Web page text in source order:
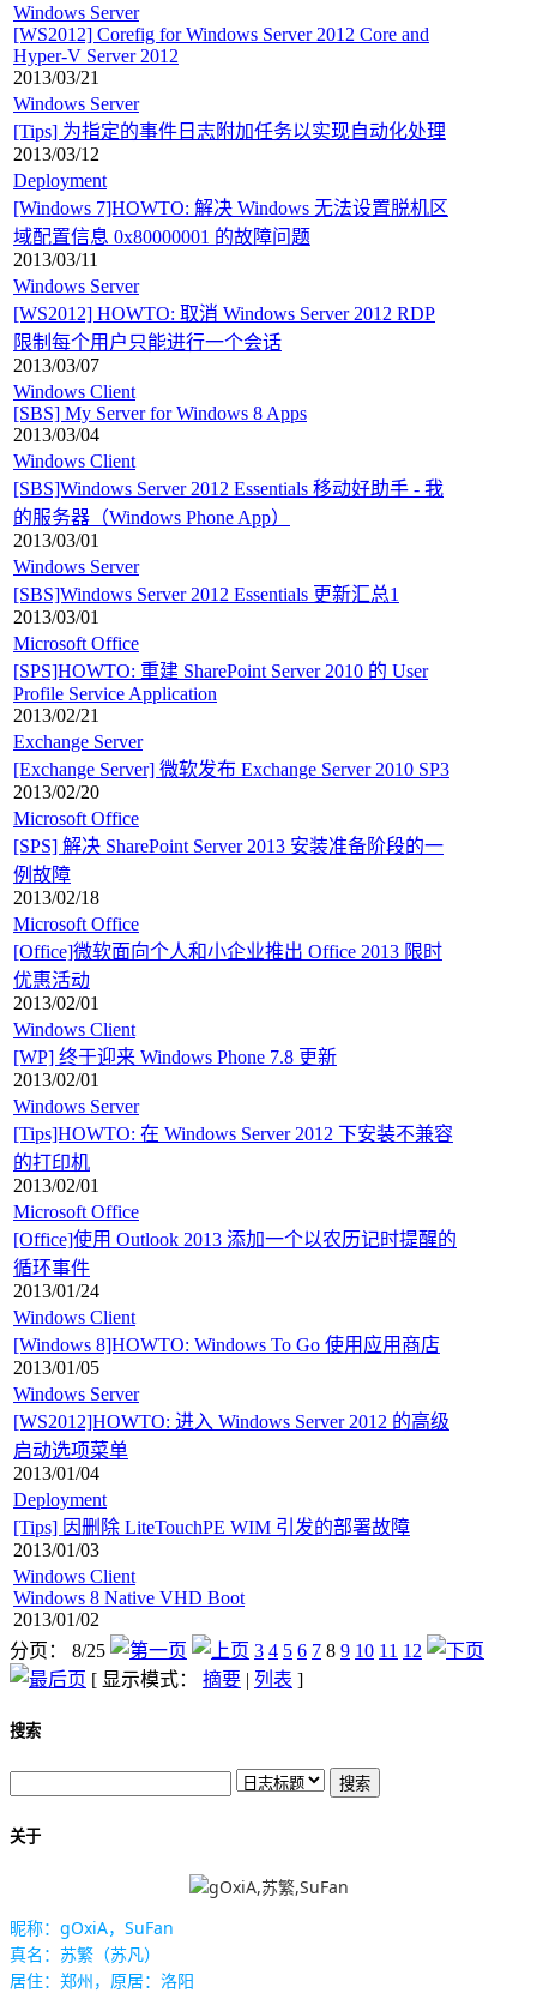
Windows Server
[WS2012] Corefig for Windows Server 2012 Core and
Hyper-V Server 2012
2013/03/21
Windows Server
[Tips] 为指定的事件日志附加任务以实现自动化处理
2013/03/12
Deployment
[Windows 7]HOWTO: 解决 Windows 无法设置脱机区
域配置信息 0x80000001 的故障问题
2013/03/11
Windows Server
[WS2012] HOWTO: 取消 Windows Server 2012 RDP
限制每个用户只能进行一个会话
2013/03/07
Windows Client
[SBS] My Server for Windows 8 Apps
2013/03/04
Windows Client
[SBS]Windows Server 2012 Essentials 移动好助手 - 我
的服务器（Windows Phone App）
2013/03/01
Windows Server
[SBS]Windows Server 2012 Essentials 更新汇总1
2013/03/01
Microsoft Office
[SPS]HOWTO: 重建 SharePoint Server 2010 的 User
Profile Service Application
2013/02/21
Exchange Server
[Exchange Server] 微软发布 Exchange Server 2010 SP3
2013/02/20
Microsoft Office
[SPS] 解决 SharePoint Server 2013 安装准备阶段的一
例故障
2013/02/18
Microsoft Office
[Office]微软面向个人和小企业推出 Office 2013 限时
优惠活动
2013/02/01
Windows Client
[WP] 终于迎来 Windows Phone 7.8 更新
2013/02/01
Windows Server
[Tips]HOWTO: 在 Windows Server 2012 下安装不兼容
的打印机
2013/02/01
Microsoft Office
[Office]使用 Outlook 2013 添加一个以农历记时提醒的
循环事件
2013/01/24
Windows Client
[Windows 8]HOWTO: Windows To Go 使用应用商店
2013/01/05
Windows Server
[WS2012]HOWTO: 进入 Windows Server 2012 的高级
启动选项菜单
2013/01/04
Deployment
[Tips] 因删除 LiteTouchPE WIM 引发的部署故障
2013/01/03
Windows Client
Windows 8 Native VHD Boot
2013/01/02
分页： 8/25
3 4 5 6 7 8 9 10 11 12
[ 显示模式： 摘要 | 列表 ]
搜索
关于
昵称：gOxiA，SuFan
真名：苏繁（苏凡）
居住：郑州，原居：洛阳